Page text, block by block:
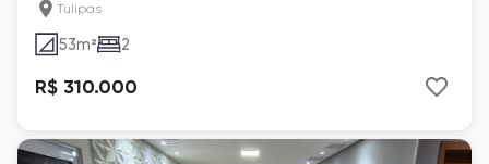
Tulipas
53m² 2
R$ 310.000